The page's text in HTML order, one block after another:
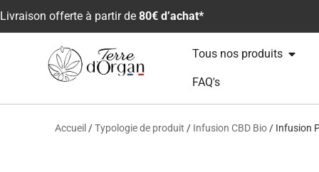
Livraison offerte à partir de 80€ d’achat*
Tous nos produits
FAQ's
Accueil /Typologie de produit / Infusion CBD Bio/ Infusion